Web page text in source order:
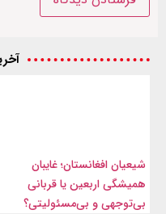
شیعیان افغانستان؛ غایبان
همیشگی اربعین یا قربانی
بی‌توجهی و بی‌مسئولیتی؟